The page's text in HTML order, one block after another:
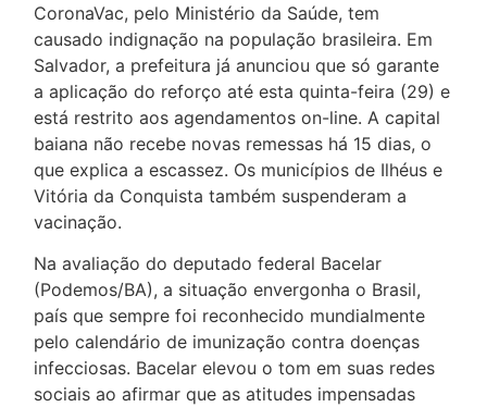
CoronaVac, pelo Ministério da Saúde, tem
causado indignação na população brasileira. Em
Salvador, a prefeitura já anunciou que só garante
a aplicação do reforço até esta quinta-feira (29) e
está restrito aos agendamentos on-line. A capital
baiana não recebe novas remessas há 15 dias, o
que explica a escassez. Os municípios de Ilhéus e
Vitória da Conquista também suspenderam a
vacinação.
Na avaliação do deputado federal Bacelar
(Podemos/BA), a situação envergonha o Brasil,
país que sempre foi reconhecido mundialmente
pelo calendário de imunização contra doenças
infecciosas. Bacelar elevou o tom em suas redes
sociais ao afirmar que as atitudes impensadas